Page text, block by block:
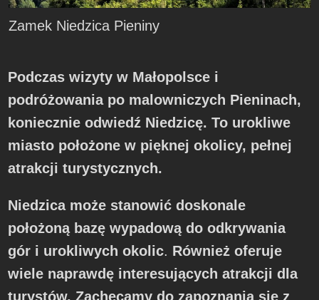
Zamek Niedzica Pieniny
Podczas wizyty w Małopolsce i
podróżowania po malowniczych Pieninach,
koniecznie odwiedź Niedzicę. To urokliwe
miasto położone w pięknej okolicy, pełnej
atrakcji turystycznych.
Niedzica może stanowić doskonale
położoną bazę wypadową do odkrywania
gór i urokliwych okolic. Również oferuje
wiele naprawdę interesujących atrakcji dla
turystów. Zachęcamy do zapoznania się z